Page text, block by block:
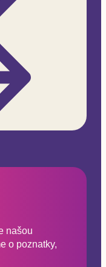
našou
o poznatky,